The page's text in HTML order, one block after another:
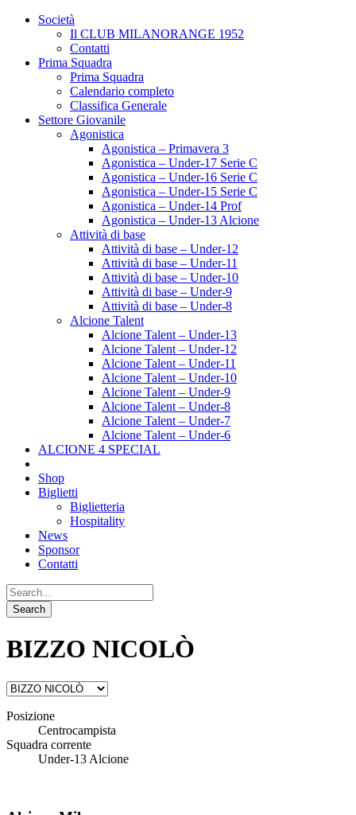
Società
Il CLUB MILANORANGE 1952
Contatti
Prima Squadra
Prima Squadra
Calendario completo
Classifica Generale
Settore Giovanile
Agonistica
Agonistica – Primavera 3
Agonistica – Under-17 Serie C
Agonistica – Under-16 Serie C
Agonistica – Under-15 Serie C
Agonistica – Under-14 Prof
Agonistica – Under-13 Alcione
Attività di base
Attività di base – Under-12
Attività di base – Under-11
Attività di base – Under-10
Attività di base – Under-9
Attività di base – Under-8
Alcione Talent
Alcione Talent – Under-13
Alcione Talent – Under-12
Alcione Talent – Under-11
Alcione Talent – Under-10
Alcione Talent – Under-9
Alcione Talent – Under-8
Alcione Talent – Under-7
Alcione Talent – Under-6
ALCIONE 4 SPECIAL
Shop
Biglietti
Biglietteria
Hospitality
News
Sponsor
Contatti
BIZZO NICOLÒ
Posizione
Centrocampista
Squadra corrente
Under-13 Alcione